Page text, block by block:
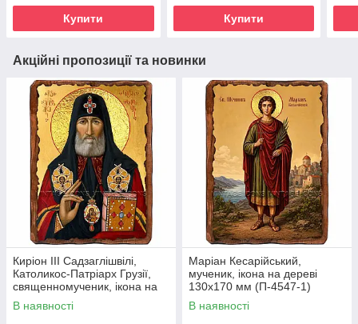
Купити Купити
Акційні пропозиції та новинки
Киріон III Садзаглішвілі,
Католикос-Патріарх Грузії,
священномученик, ікона на
дереві 130х170 мм (П-4544-
1)
В наявності
Маріан Кесарійський,
мученик, ікона на дереві
130х170 мм (П-4547-1)
В наявності